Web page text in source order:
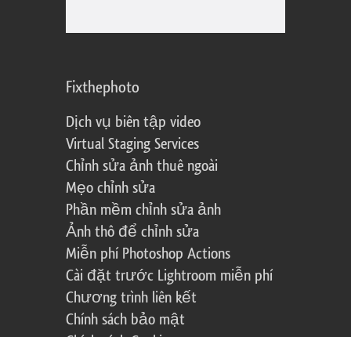
Fixthephoto
Dịch vụ biên tập video
Virtual Staging Services
Chỉnh sửa ảnh thuê ngoài
Mẹo chỉnh sửa
Phần mềm chỉnh sửa ảnh
Ảnh thô để chỉnh sửa
Miễn phí Photoshop Actions
Cài đặt trước Lightroom miễn phí
Chương trình liên kết
Chính sách bảo mật